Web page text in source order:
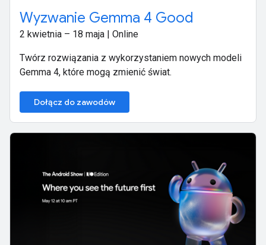
Wyzwanie Gemma 4 Good
2 kwietnia – 18 maja | Online
Twórz rozwiązania z wykorzystaniem nowych modeli
Gemma 4, które mogą zmienić świat.
Dołącz do zawodów